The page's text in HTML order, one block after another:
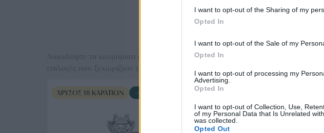
I want to opt-out of the Sharing of my
Opted In
I want to opt-out of the Sale of my
Opted In
I want to opt-out of processing my
Advertising.
Opted In
I want to opt-out of Collection, Use,
of my Personal Data that Is Unrelated
was collected.
Opted Out
Επιλογές
Ανακαλύψτε τα κοσμήματα που αγαπήθηκαν περισσότερο! Εδώ θα βρείτε τις
ΧΡΥΣΌΣ 18 ΚΑΡΑΤΊΩΝ -10% BRASS